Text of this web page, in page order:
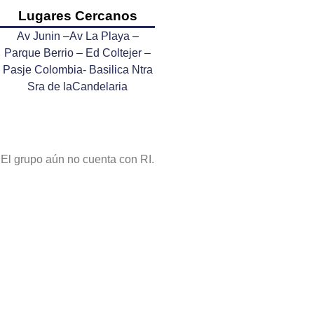
Lugares Cercanos
Av Junin –Av La Playa –
Parque Berrio – Ed Coltejer –
Pasje Colombia- Basilica Ntra
Sra de laCandelaria
El grupo aún no cuenta con RI.